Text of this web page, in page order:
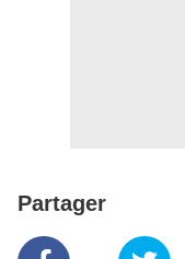
Partager